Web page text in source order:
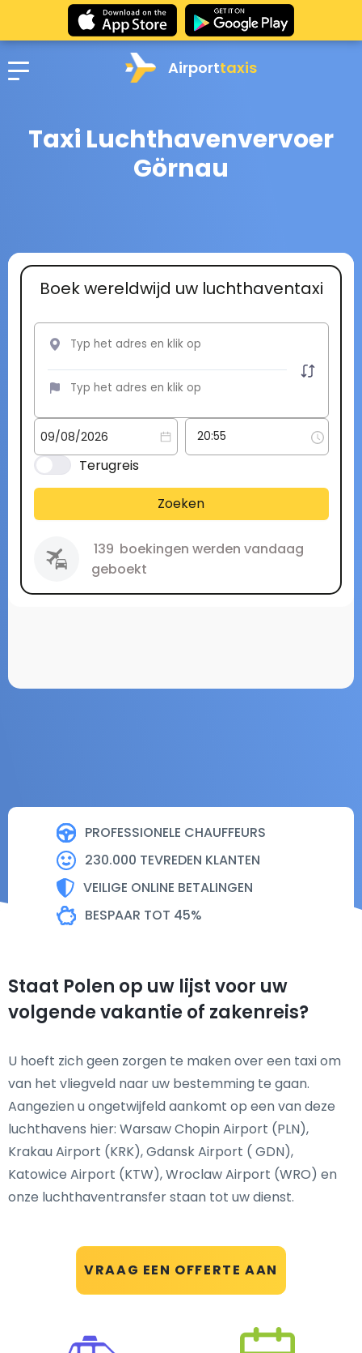
Airporttaxis
Taxi Luchthavenvervoer
Görnau
PROFESSIONELE CHAUFFEURS
230.000 TEVREDEN KLANTEN
VEILIGE ONLINE BETALINGEN
BESPAAR TOT 45%
Boek wereldwijd uw luchthaventaxi
Terugreis
Zoeken
139 boekingen werden vandaag
geboekt
VRAAG EEN OFFERTE AAN
Staat Polen op uw lijst voor uw
volgende vakantie of zakenreis?
U hoeft zich geen zorgen te maken over een taxi om
van het vliegveld naar uw bestemming te gaan.
Aangezien u ongetwijfeld aankomt op een van deze
luchthavens hier: Warsaw Chopin Airport (PLN),
Krakau Airport (KRK), Gdansk Airport ( GDN),
Katowice Airport (KTW), Wroclaw Airport (WRO) en
onze luchthaventransfer staan tot uw dienst.